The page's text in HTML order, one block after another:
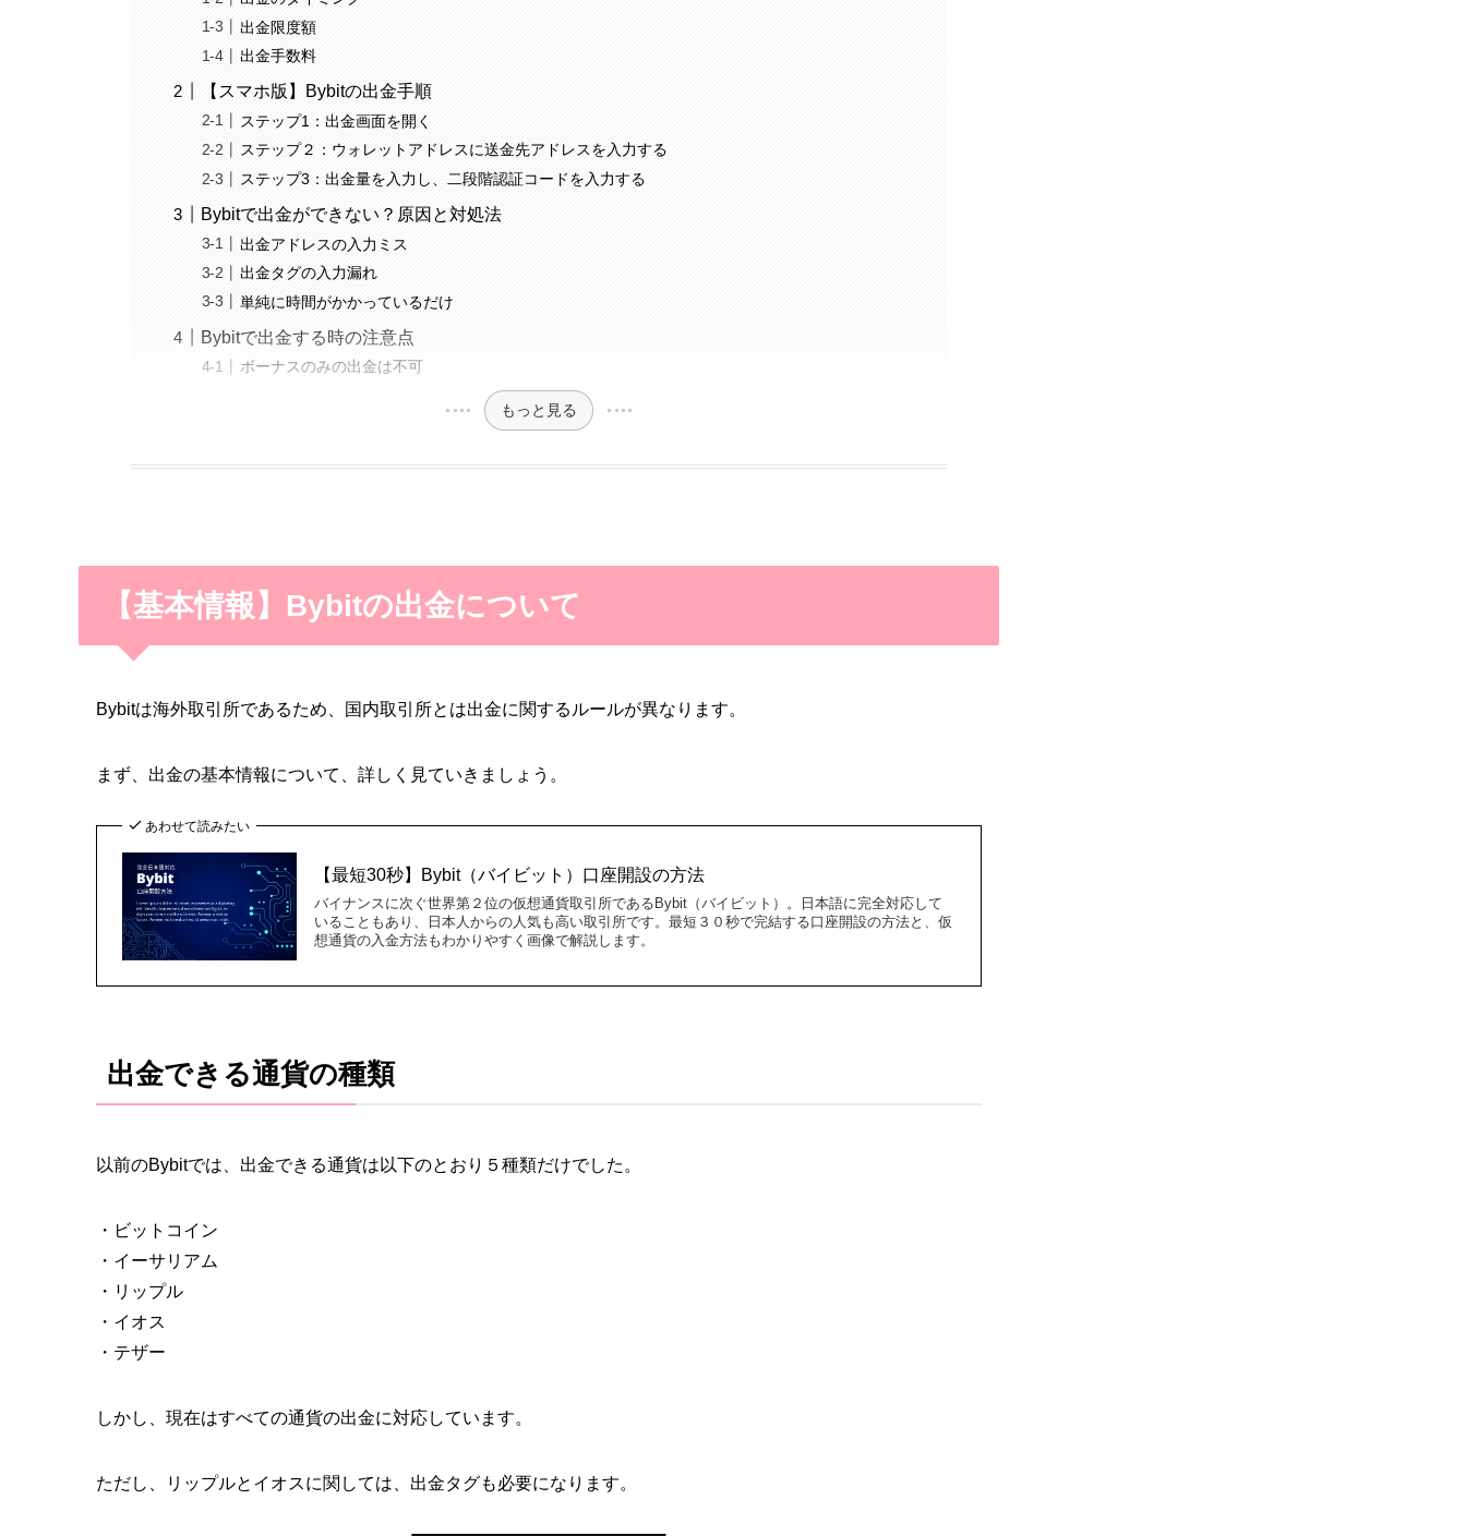
出金限度額
出金手数料
【スマホ版】Bybitの出金手順
ステップ1：出金画面を開く
ステップ２：ウォレットアドレスに送金先アドレスを入力する
ステップ3：出金量を入力し、二段階認証コードを入力する
Bybitで出金ができない？原因と対処法
出金アドレスの入力ミス
出金タグの入力漏れ
単純に時間がかかっているだけ
Bybitで出金する時の注意点
ボーナスのみの出金は不可
もっと見る
【基本情報】Bybitの出金について
Bybitは海外取引所であるため、国内取引所とは出金に関するルールが異なります。
まず、出金の基本情報について、詳しく見ていきましょう。
あわせて読みたい
【最短30秒】Bybit（バイビット）口座開設の方法
バイナンスに次ぐ世界第２位の仮想通貨取引所であるBybit（バイビット）。日本語に完全対応して
いることもあり、日本人からの人気も高い取引所です。最短３０秒で完結する口座開設の方法と、仮
想通貨の入金方法もわかりやすく画像で解説します。
出金できる通貨の種類
以前のBybitでは、出金できる通貨は以下のとおり５種類だけでした。
・ビットコイン
・イーサリアム
・リップル
・イオス
・テザー
しかし、現在はすべての通貨の出金に対応しています。
ただし、リップルとイオスに関しては、出金タグも必要になります。